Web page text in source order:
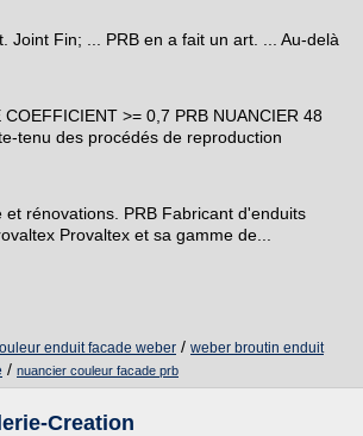
Joint Fin; ... PRB en a fait un art. ... Au-delà
>= 0,7 PRB NUANCIER 48
tenu des procédés de reproduction
rénovations. PRB Fabricant d'enduits
Provaltex et sa gamme de...
enduit facade weber / weber broutin enduit
/ nuancier couleur facade prb
Creation